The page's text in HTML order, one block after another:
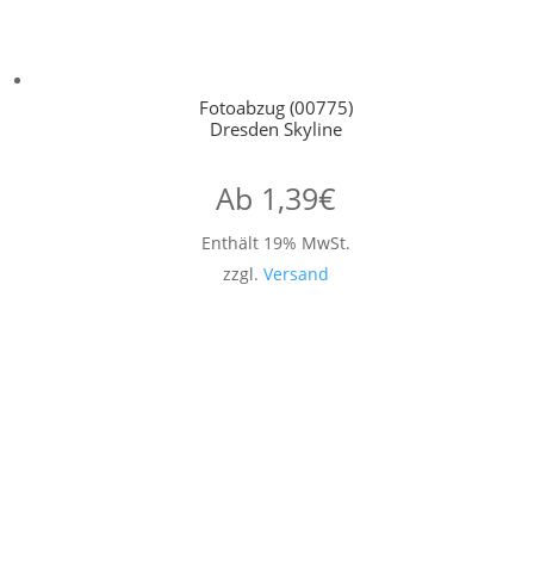
Fotoabzug (00775)
Dresden Skyline
Ab 1,39€
Enthält 19% MwSt.
zzgl. Versand